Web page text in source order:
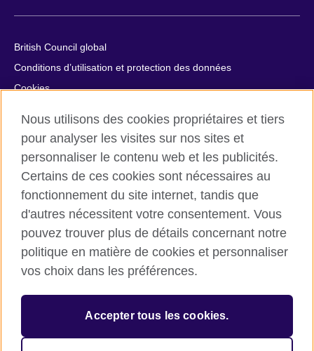
British Council global
Conditions d’utilisation et protection des données
Cookies
British Council in France société par actions simplifiée
unipersonnelle est une filiale du British Council, l’agence
internationale britannique dédiée aux domaines de l’éducation
et des relations culturelles. British Council in France société par
actions simplifiée unipersonnelle est une société inscrite en
France avec le numéro RCS Paris n° 847 719 473. Adresse :
9/11 rue de Constantine, 75007 Paris, France. Le British Council
209131 (Angleterre et Pays de Galles) et SC037733 (Ecosse).
Adresse : 1 Redman Place, Stratford, London E20 1JQ,
Nous utilisons des cookies propriétaires et tiers
pour analyser les visites sur nos sites et
personnaliser le contenu web et les publicités.
Certains de ces cookies sont nécessaires au
fonctionnement du site internet, tandis que
d'autres nécessitent votre consentement. Vous
pouvez trouver plus de détails concernant notre
politique en matière de cookies et personnaliser
vos choix dans les préférences.
Accepter tous les cookies.